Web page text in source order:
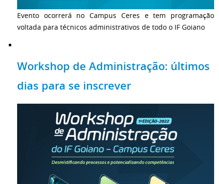
Evento ocorrerá no Campus Ceres e tem programação
voltada para técnicos administrativos de todo o IF Goiano
Workshop de Administração: últimos
dias para se inscrever